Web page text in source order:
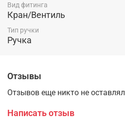
Вид фитинга
Кран/Вентиль
Тип ручки
Ручка
Отзывы
Отзывов еще никто не оставлял
Написать отзыв